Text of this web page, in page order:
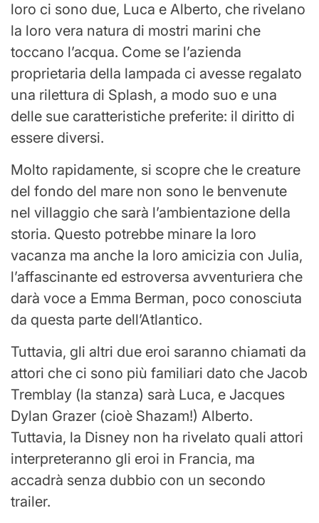
loro ci sono due, Luca e Alberto, che rivelano
la loro vera natura di mostri marini che
toccano l’acqua. Come se l’azienda
proprietaria della lampada ci avesse regalato
una rilettura di Splash, a modo suo e una
delle sue caratteristiche preferite: il diritto di
essere diversi.
Molto rapidamente, si scopre che le creature
del fondo del mare non sono le benvenute
nel villaggio che sarà l’ambientazione della
storia. Questo potrebbe minare la loro
vacanza ma anche la loro amicizia con Julia,
l’affascinante ed estroversa avventuriera che
darà voce a Emma Berman, poco conosciuta
da questa parte dell’Atlantico.
Tuttavia, gli altri due eroi saranno chiamati da
attori che ci sono più familiari dato che Jacob
Tremblay (la stanza) sarà Luca, e Jacques
Dylan Grazer (cioè Shazam!) Alberto.
Tuttavia, la Disney non ha rivelato quali attori
interpreteranno gli eroi in Francia, ma
accadrà senza dubbio con un secondo
trailer.